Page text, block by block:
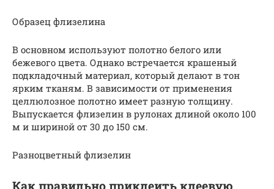
Образец флизелина
В основном используют полотно белого или
бежевого цвета. Однако встречается крашеный
подкладочный материал, который делают в тон
ярким тканям. В зависимости от применения
целлюлозное полотно имеет разную толщину.
Выпускается флизелин в рулонах длиной около 100
м и шириной от 30 до 150 см.
Разноцветный флизелин
Как правильно приклеить клеевую